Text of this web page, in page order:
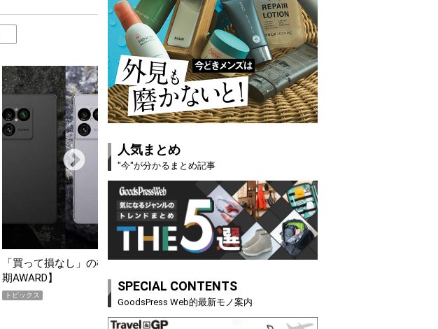
薄着になる季節の夏こそ“映える”タフな腕時計を。G-
SHOCK「GRAVITYMASTER」は本当に機能も見た…
PR
【編集部員が選んだ「指名買
人気まとめ
"今"が分かるまとめ記事
SPECIAL CONTENTS
GoodsPress Web的最新モノ案内